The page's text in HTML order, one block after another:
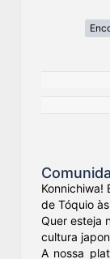
de Tóquio
Quer esteja
cultura
A nossa